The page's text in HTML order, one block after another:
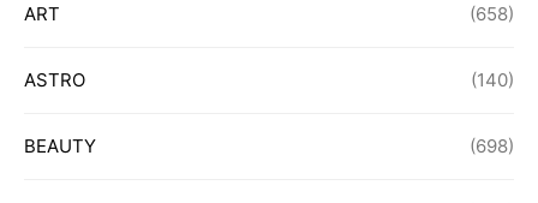
ART (658)
ASTRO (140)
BEAUTY (698)